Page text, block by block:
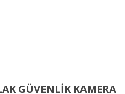
GÜVENLIK KAMERA